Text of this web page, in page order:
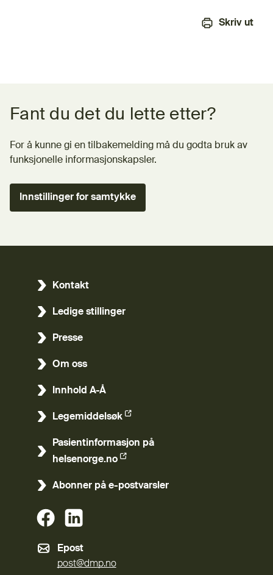
Skriv ut
Fant du det du lette etter?
For å kunne gi en tilbakemelding må du godta bruk av
funksjonelle informasjonskapsler.
Innstillinger for samtykke
Kontakt
Ledige stillinger
Presse
Om oss
Innhold A-Å
Legemiddelsøk
(Ekstern lenke)
Pasientinformasjon på
helsenorge.no
(Ekstern lenke)
Abonner på e-postvarsler
(Ekstern lenke)
Epost
post@dmp.no